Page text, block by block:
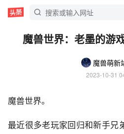
魔兽世界：老墨的游
2023-10-31
魔兽世界。
最近很多老玩家回归和新手兄